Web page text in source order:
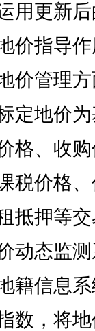
用更新
价指导
价管理
定地价
格、收
税价格
抵押等
动态监
籍信息
数，将